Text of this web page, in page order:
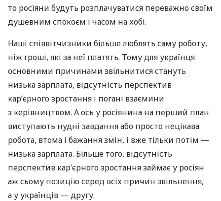
то росіяни будуть розплачуватися переважно своїм
душевним спокоєм і часом на хобі.
Наші співвітчизники більше люблять саму роботу,
ніж гроші, які за неї платять. Тому для українця
основними причинами звільнитися стануть
низька зарплата, відсутність перспектив
кар’єрного зростання і погані взаємини
з керівництвом. А ось у росіянина на перший план
виступають нудні завдання або просто нецікава
робота, втома і бажання змін, і вже тільки потім —
низька зарплата. Більше того, відсутність
перспектив кар’єрного зростання займає у росіян
аж сьому позицію серед всіх причин звільнення,
а у українців — другу.